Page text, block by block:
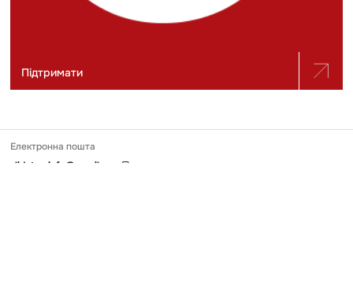
Підтримати
Електронна пошта
slidstvo.info@gmail.com